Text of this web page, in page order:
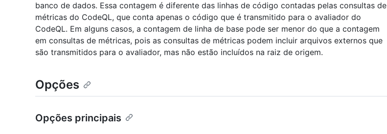
banco de dados. Essa contagem é diferente das linhas de código contadas pelas consultas de
métricas do CodeQL, que conta apenas o código que é transmitido para o avaliador do
CodeQL. Em alguns casos, a contagem de linha de base pode ser menor do que a contagem
em consultas de métricas, pois as consultas de métricas podem incluir arquivos externos que
são transmitidos para o avaliador, mas não estão incluídos na raiz de origem.
Opções
Opções principais